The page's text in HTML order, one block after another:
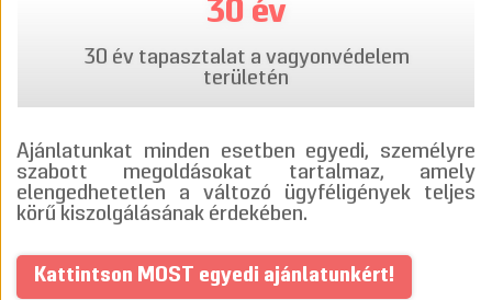
30 év
30 év tapasztalat a vagyonvédelem
területén
Ajánlatunkat minden esetben egyedi, személyre
szabott megoldásokat tartalmaz, amely
elengedhetetlen a változó ügyféligények teljes
körű kiszolgálásának érdekében.
Kattintson MOST egyedi ajánlatunkért!